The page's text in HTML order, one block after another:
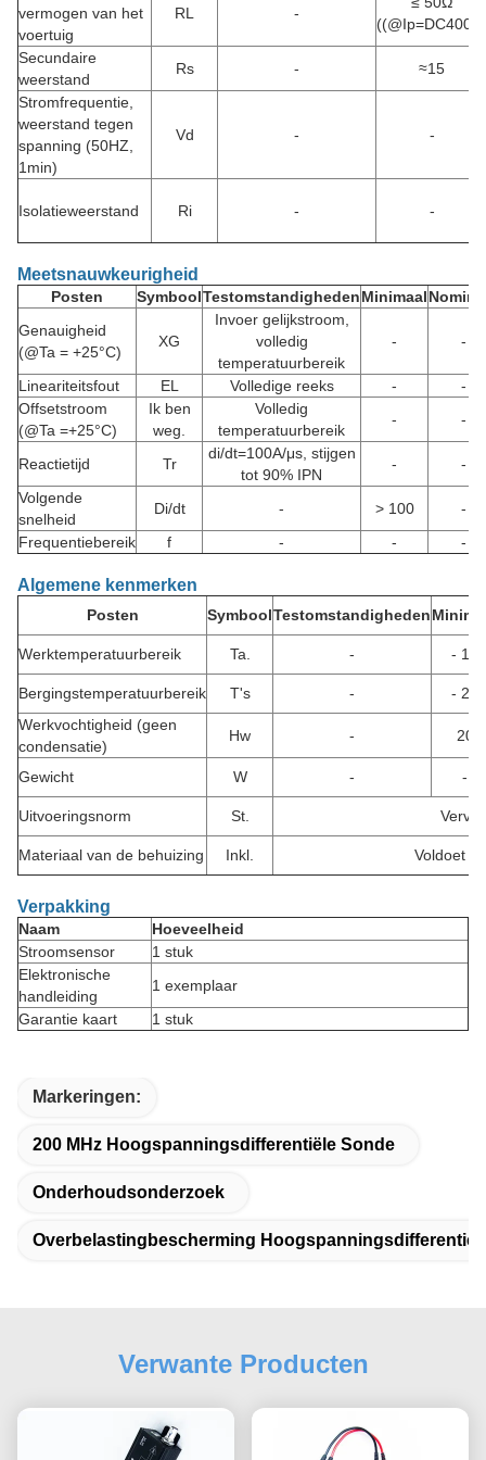
vermogen van het
voertuig
RL -
((@Ip=DC400A)
Secundaire
weerstand
Rs -
≈15
Stromfrequentie,
weerstand tegen
spanning (50HZ,
1min)
Vd - -
Isolatieweerstand Ri - -
Meetsnauwkeurigheid
Posten SymboolTestomstandighedenMinimaal
Genauigheid
(@Ta = +25°C)
XG
Invoer gelijkstroom,
volledig
temperatuurbereik
- -
Lineariteitsfout EL Volledige reeks -
-
Offsetstroom
(@Ta =+25°C)
Ik ben
weg.
Volledig
temperatuurbereik
- -
Reactietijd Tr
di/dt=100A/μs, stijgen
tot 90% IPN
-
-
Volgende
snelheid
Di/dt - > 100
-
Frequentiebereik
f - - -
Algemene kenmerken
Posten SymboolTestomstandigheden
Werktemperatuurbereik Ta. - - 10
Bergingstemperatuurbereik T's -
- 25
Werkvochtigheid (geen
condensatie)
Hw - 20
Gewicht W - -
Uitvoeringsnorm St.
Materiaal van de behuizing Inkl. Voldoet
Verpakking
Naam
Hoeveelheid
Stroomsensor
1 stuk
Elektronische
handleiding
1 exemplaar
Garantie kaart
1 stuk
Markeringen:
200 MHz Hoogspanningsdifferentiële Sonde
Onderhoudsonderzoek
Overbelastingbescherming
Verwante Producten